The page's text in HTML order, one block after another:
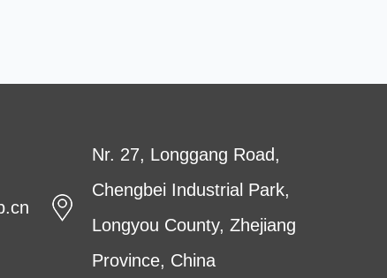
Nr. 27, Longgang Road,
Chengbei Industrial Park,
Longyou County, Zhejiang
Province, China